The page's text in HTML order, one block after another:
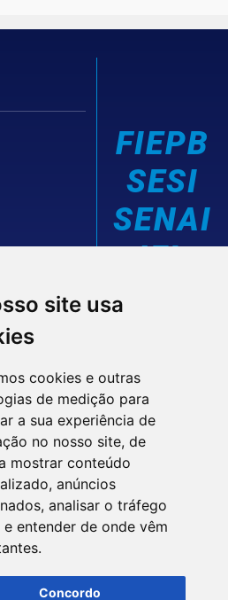
site usa
cookies e outras
de medição para
a sua experiência de
no nosso site, de
mostrar conteúdo
anúncios
analisar o tráfego
entender de onde vêm
Concordo
-
FIEPB
SESI
SENAI
IEL
Redes Sociais
INTRANET
do Estado da Paraíba
Guimarães, 195 - José Pinheiro